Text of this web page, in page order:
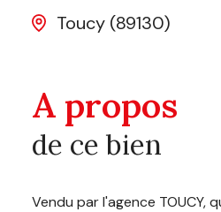
Toucy (89130)
A propos
de ce bien
Vendu par l'agence TOUCY,